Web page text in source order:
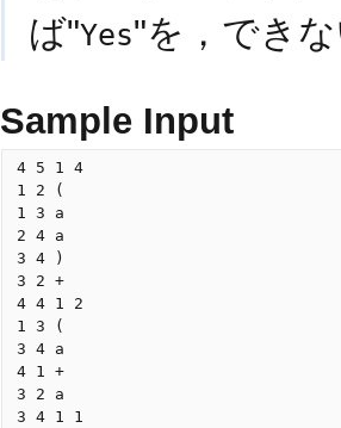
ば"Yes"を，でき
Sample Input
4 5 1 4
1 2 (
1 3 a
2 4 a
3 4 )
3 2 +
4 4 1 2
1 3 (
3 4 a
4 1 +
3 2 a
3 4 1 1